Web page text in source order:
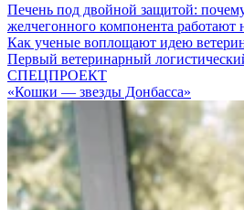
Печень под двойной защитой:
желчегонного компонента работают
Как ученые воплощают идею
Первый ветеринарный
СПЕЦПРОЕКТ
«Кошки — звезды Донбасса»